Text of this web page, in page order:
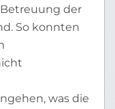
der
So konnten
was die